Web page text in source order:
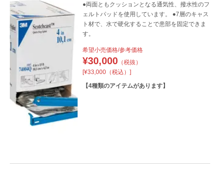
●両面ともクッションとなる通気性、撥水性のフ
ェルトパッドを使用しています。 ●7層のキャス
ト材で、水で硬化することで患部を固定できま
す。
希望小売価格/参考価格
¥30,000（税抜）
[¥33,000（税込）]
【4種類のアイテムがあります】